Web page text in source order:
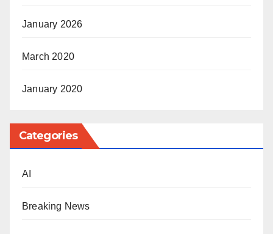
January 2026
March 2020
January 2020
Categories
AI
Breaking News